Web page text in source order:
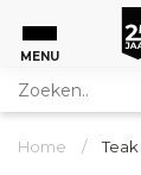
MENU
Home /